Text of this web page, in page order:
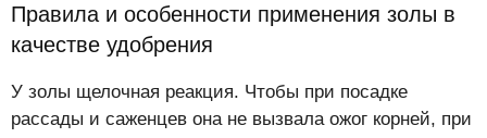
Правила и особенности применения золы в
качестве удобрения
У золы щелочная реакция. Чтобы при посадке
рассады и саженцев она не вызвала ожог корней, при